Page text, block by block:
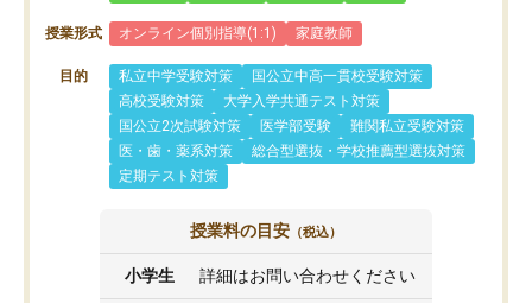
授業形式 オンライン個別指導(1:1) 家庭教師
目的 私立中学受験対策
国公立中高一貫校受験対策
高校受験対策
大学入学共通テスト対策
国公立2次試験対策
医学部受験
難関私立受験対策
医・歯・薬系対策
総合型選抜・学校推薦型選抜対策
定期テスト対策
授業料の目安 （税込）
小学生 詳細はお問い合わせください